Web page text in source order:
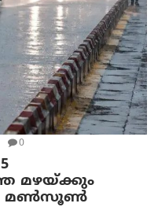
0
മഴയ്ക്കും
മൺസൂൺ